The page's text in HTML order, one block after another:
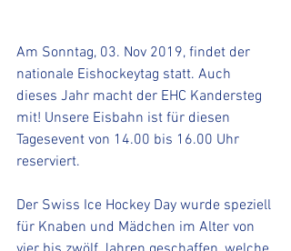
Am Sonntag, 03. Nov 2019, findet der
nationale Eishockeytag statt. Auch
dieses Jahr macht der EHC Kandersteg
mit! Unsere Eisbahn ist für diesen
Tagesevent von 14.00 bis 16.00 Uhr
reserviert.
Der Swiss Ice Hockey Day wurde speziell
für Knaben und Mädchen im Alter von